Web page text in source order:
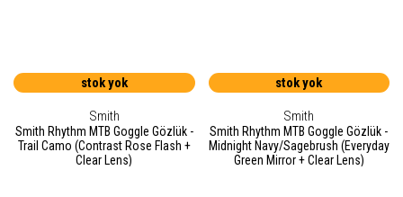
stok yok
Smith
Smith Rhythm MTB Goggle Gözlük -
Trail Camo (Contrast Rose Flash +
Clear Lens)
stok yok
Smith
Smith Rhythm MTB Goggle Gözlük -
Midnight Navy/Sagebrush (Everyday
Green Mirror + Clear Lens)